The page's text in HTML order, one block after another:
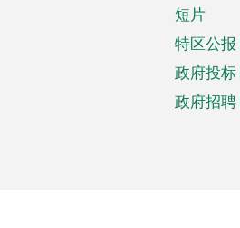
短片
特区公报
政府投标
政府招聘